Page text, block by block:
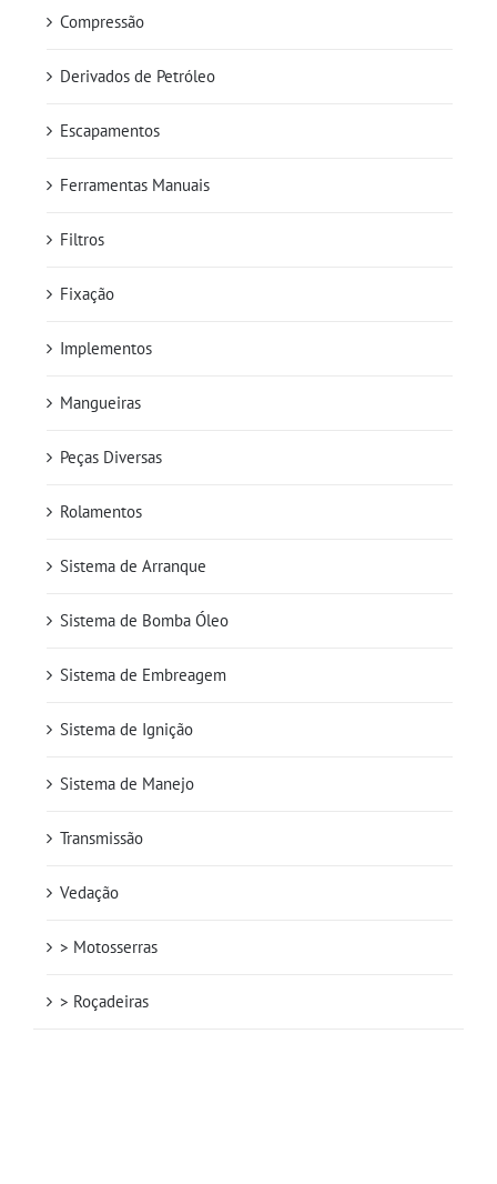
Compressão
Derivados de Petróleo
Escapamentos
Ferramentas Manuais
Filtros
Fixação
Implementos
Mangueiras
Peças Diversas
Rolamentos
Sistema de Arranque
Sistema de Bomba Óleo
Sistema de Embreagem
Sistema de Ignição
Sistema de Manejo
Transmissão
Vedação
> Motosserras
> Roçadeiras